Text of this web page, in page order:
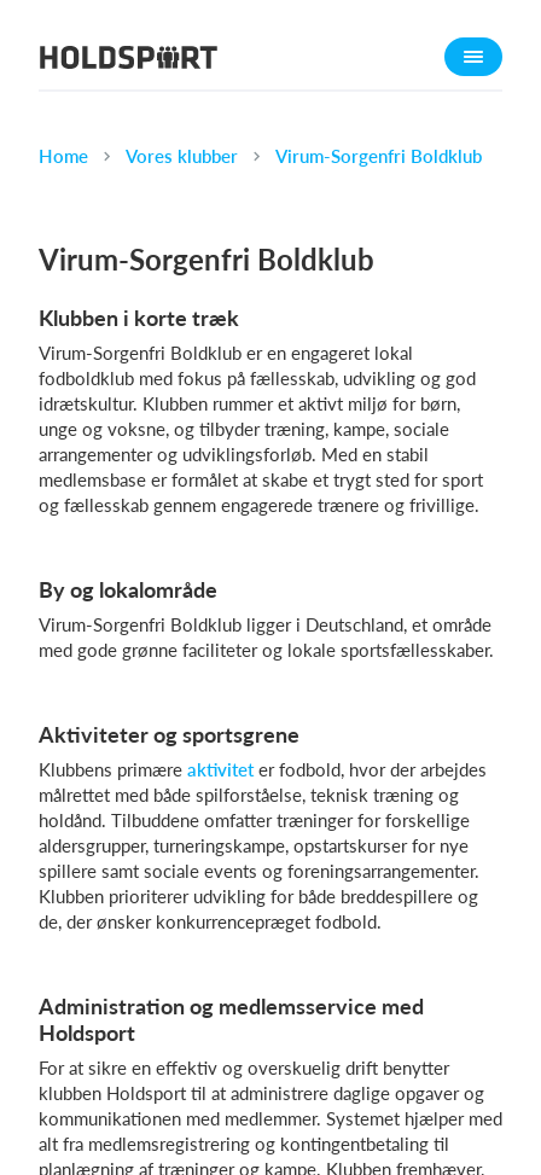
Om Holdsport
Funktioner
Kalender
Kontingentopkrævning
Hjemmeside
Webshop
Billetsystem
Log på
Home Vores klubber Virum-Sorgenfri Boldklub
Virum-Sorgenfri Boldklub
Klubben i korte træk
Virum-Sorgenfri Boldklub er en engageret lokal
fodboldklub med fokus på fællesskab, udvikling og god
idrætskultur. Klubben rummer et aktivt miljø for børn,
unge og voksne, og tilbyder træning, kampe, sociale
arrangementer og udviklingsforløb. Med en stabil
medlemsbase er formålet at skabe et trygt sted for sport
og fællesskab gennem engagerede trænere og frivillige.
By og lokalområde
Virum-Sorgenfri Boldklub ligger i Deutschland, et område
med gode grønne faciliteter og lokale sportsfællesskaber.
Aktiviteter og sportsgrene
Klubbens primære aktiviteter fodbold, hvor der arbejdes
målrettet med både spilforståelse, teknisk træning og
holdånd. Tilbuddene omfatter træninger for forskellige
aldersgrupper, turneringskampe, opstartskurser for nye
spillere samt sociale events og foreningsarrangementer.
Klubben prioriterer udvikling for både breddespillere og
de, der ønsker konkurrencepræget fodbold.
Administration og medlemsservice med
Holdsport
For at sikre en effektiv og overskuelig drift benytter
klubben Holdsport til at administrere daglige opgaver og
kommunikationen med medlemmer. Systemet hjælper med
alt fra medlemsregistrering og kontingentbetaling til
planlægning af træninger og kampe. Klubben fremhæver,